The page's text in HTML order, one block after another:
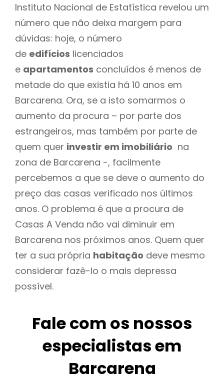
Instituto Nacional de Estatística revelou um
número que não deixa margem para
dúvidas: hoje, o número
de edifícios licenciados
e apartamentos concluídos é menos de
metade do que existia há 10 anos em
Barcarena. Ora, se a isto somarmos o
aumento da procura – por parte dos
estrangeiros, mas também por parte de
quem quer investir em imobiliário na
zona de Barcarena -, facilmente
percebemos a que se deve o aumento do
preço das casas verificado nos últimos
anos. O problema é que a procura de
Casas A Venda não vai diminuir em
Barcarena nos próximos anos. Quem quer
ter a sua própria habitação deve mesmo
considerar fazê-lo o mais depressa
possível.
Fale com os nossos
especialistas em
Barcarena